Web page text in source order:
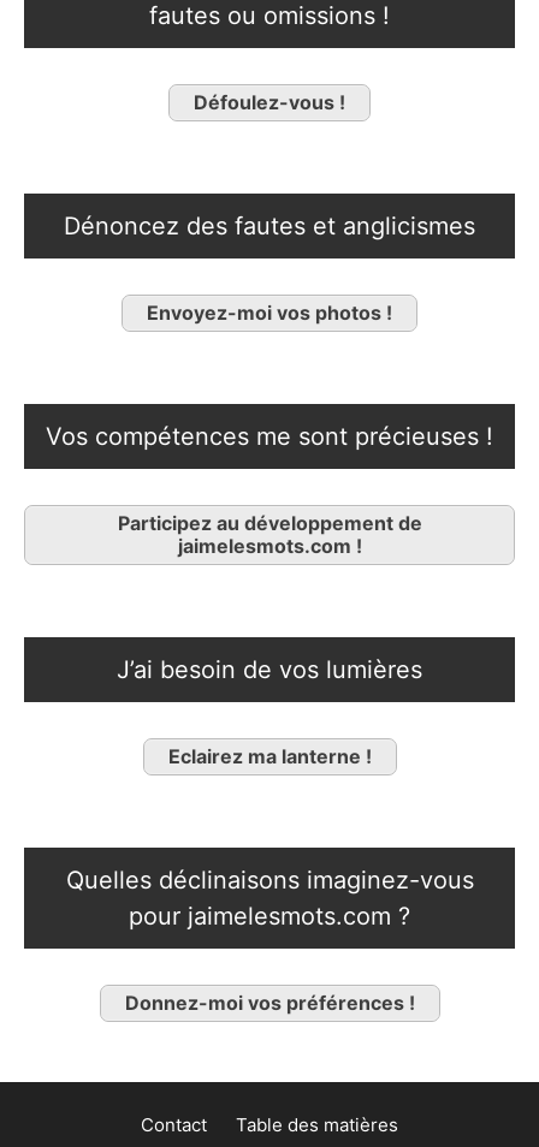
fautes ou omissions !
Défoulez-vous !
Dénoncez des fautes et anglicismes
Envoyez-moi vos photos !
Vos compétences me sont précieuses !
Participez au développement de
jaimelesmots.com !
J’ai besoin de vos lumières
Eclairez ma lanterne !
Quelles déclinaisons imaginez-vous
pour jaimelesmots.com ?
Donnez-moi vos préférences !
Contact Table des matières